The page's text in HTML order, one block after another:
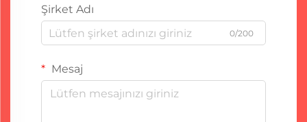
Şirket Adı
0/200
Mesaj